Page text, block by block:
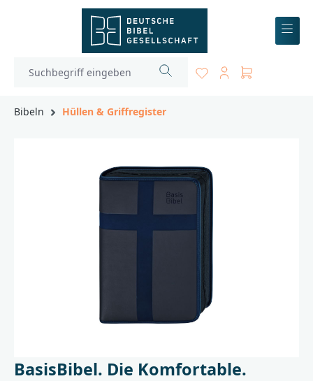
Bibeln Hüllen & Griffregister
BasisBibel. Die Komfortable.